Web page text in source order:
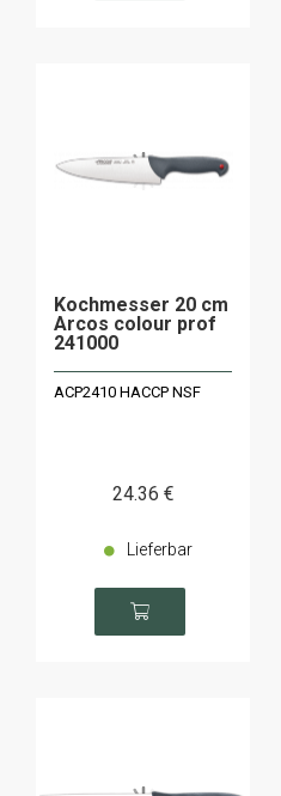
Kochmesser 20 cm
Arcos colour prof
241000
ACP2410 HACCP NSF
24.36 €
Lieferbar